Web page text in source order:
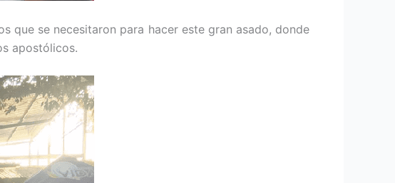
que se necesitaron para hacer este gran asado, donde
apostólicos.